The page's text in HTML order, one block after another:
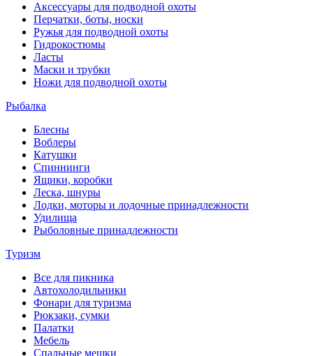
Аксессуары для подводной охоты
Перчатки, боты, носки
Ружья для подводной охоты
Гидрокостюмы
Ласты
Маски и трубки
Ножи для подводной охоты
Рыбалка
Блесны
Воблеры
Катушки
Спиннинги
Ящики, коробки
Леска, шнуры
Лодки, моторы и лодочные принадлежности
Удилища
Рыболовные принадлежности
Туризм
Все для пикника
Автохолодильники
Фонари для туризма
Рюкзаки, сумки
Палатки
Мебель
Спальные мешки